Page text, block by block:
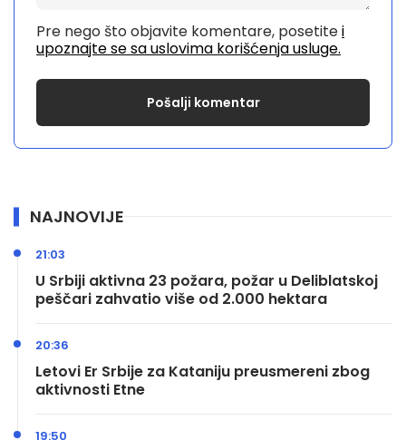
Pre nego što objavite komentare, posetitei
upoznajte se sa uslovima korišćenja usluge.
NAJNOVIJE
U Srbiji aktivna 23 požara, požar u Deliblatskoj
peščari zahvatio više od 2.000 hektara
21:03
Letovi Er Srbije za Kataniju preusmereni zbog
aktivnosti Etne
20:36
19:50